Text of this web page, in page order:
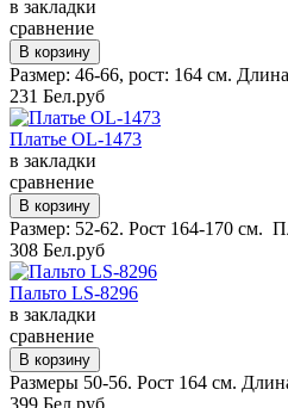
в закладки
сравнение
Размер: 46-66, рост: 164 см.
231 Бел.руб
Платье OL-1473
в закладки
сравнение
Размер: 52-62. Рост 164-170 см.
308 Бел.руб
Пальто LS-8296
в закладки
сравнение
Размеры 50-56. Рост 164 см.